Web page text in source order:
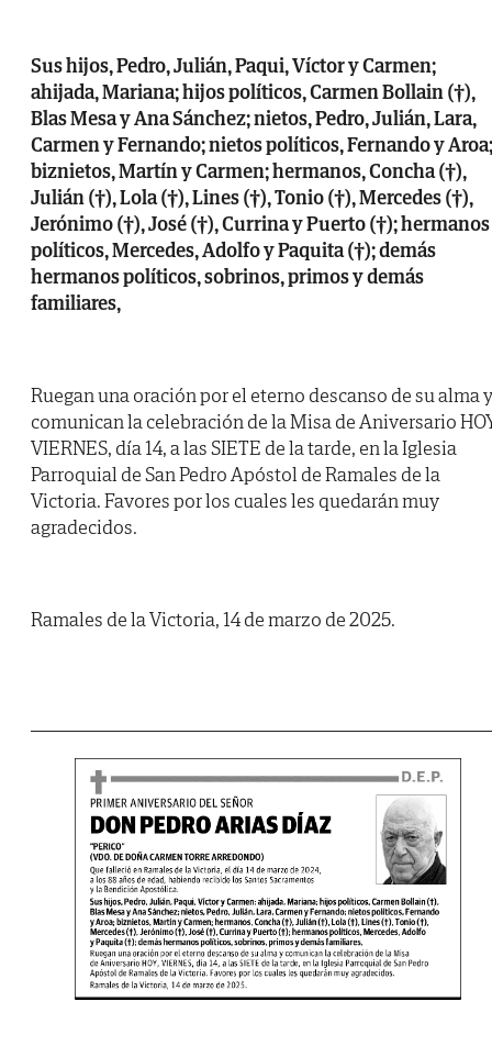
Sus hijos, Pedro, Julián, Paqui, Víctor y Carmen;
ahijada, Mariana; hijos políticos, Carmen Bollain (†),
Blas Mesa y Ana Sánchez; nietos, Pedro, Julián, Lara,
Carmen y Fernando; nietos políticos, Fernando y Aroa;
biznietos, Martín y Carmen; hermanos, Concha (†),
Julián (†), Lola (†), Lines (†), Tonio (†), Mercedes (†),
Jerónimo (†), José (†), Currina y Puerto (†); hermanos
políticos, Mercedes, Adolfo y Paquita (†); demás
hermanos políticos, sobrinos, primos y demás
familiares,
Ruegan una oración por el eterno descanso de su alma y
comunican la celebración de la Misa de Aniversario
VIERNES, día 14, a las SIETE de la tarde, en la Iglesia
Parroquial de San Pedro Apóstol de Ramales de la
Victoria. Favores por los cuales les quedarán muy
agradecidos.
Ramales de la Victoria, 14 de marzo de 2025.